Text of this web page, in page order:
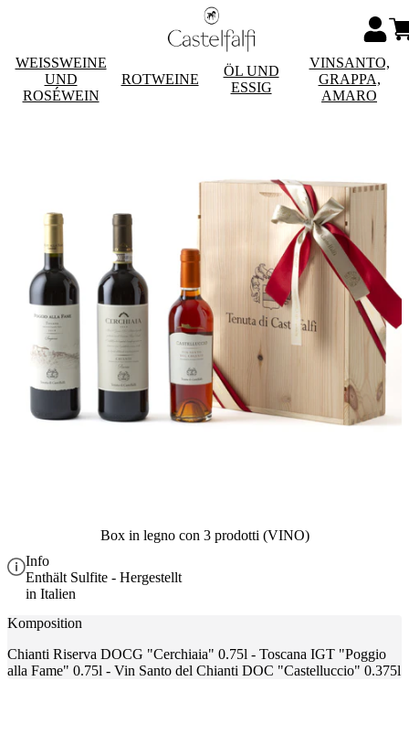
WEISSWEINE
UND
ROSÉWEIN
ROTWEINE
ÖL UND
ESSIG
VINSANTO,
GRAPPA,
AMARO
Box in legno con 3 prodotti (VINO)
Info
Enthält Sulfite - Hergestellt
in Italien
Komposition
Chianti Riserva DOCG "Cerchiaia" 0.75l - Toscana IGT "Poggio
alla Fame" 0.75l - Vin Santo del Chianti DOC "Castelluccio" 0.375l